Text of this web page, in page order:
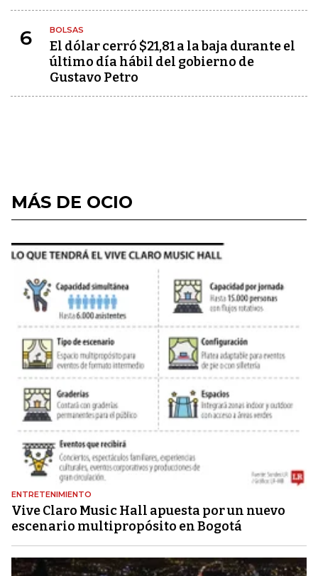
6 BOLSAS
El dólar cerró $21,81 a la baja durante el
último día hábil del gobierno de
Gustavo Petro
MÁS DE OCIO
ENTRETENIMIENTO
Vive Claro Music Hall apuesta por un nuevo
escenario multipropósito en Bogotá